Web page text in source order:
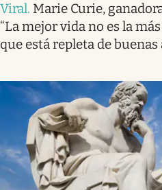
Viral. Marie Curie,
“La mejor vida no es la
que está repleta de buenas